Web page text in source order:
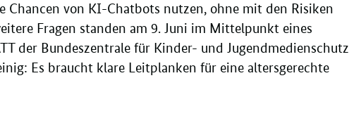
Chancen von KI-Chatbots nutzen, ohne mit den Risiken
Fragen standen am 9. Juni im Mittelpunkt eines
der Bundeszentrale für Kinder- und Jugendmedienschutz
Es braucht klare Leitplanken für eine altersgerechte